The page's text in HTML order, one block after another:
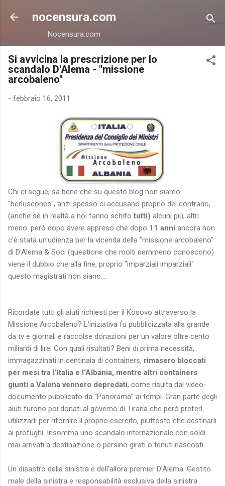
Passa ai contenuti principali
nocensura.com
Nocensura.com
Si avvicina la prescrizione per lo
scandalo D'Alema - "missione
arcobaleno"
- febbraio 16, 2011
Chi ci segue, sa bene che su questo blog non siamo
"berluscones", anzi spesso ci accusano proprio del contrario,
(anche se in realtà a noi fanno schifo tutti) alcuni più, altri
meno: però dopo avere appreso che dopo 11 anni ancora non
c'è stata un'udienza per la vicenda della "missione arcobaleno"
di D'Alema & Soci (questione che molti nemmeno conoscono)
viene il dubbio che alla fine, proprio "imparziali imparziali"
questo magistrati non siano....
Ricordate tutti gli aiuti richiesti per il Kosovo attraverso la
Missione Arcobaleno? L’iniziativa fu pubblicizzata alla grande
da tv e giornali e raccolse donazioni per un valore oltre cento
miliardi di lire. Con quali risultati? Beni di prima necessità,
immagazzinati in centinaia di containers, rimasero bloccati
per mesi tra l’Italia e l’Albania, mentre altri containers
giunti a Valona vennero depredati, come risulta dal video-
documento pubblicato da “Panorama” ai tempi. Gran parte degli
aiuti furono poi donati al governo di Tirana che però preferì
utilizzarli per rifornire il proprio esercito, piuttosto che destinarli
ai profughi. Insomma uno scandalo internazionale con soldi
mai arrivati a destinazione o persino girati o tenuti nascosti.
Un disastro della sinistra e dell’allora premier D’Alema. Gestito
male della sinistra e responsabilità esclusiva della sinistra.